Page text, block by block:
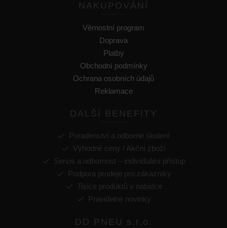
NAKUPOVÁNÍ
Věrnostní program
Doprava
Platby
Obchodní podmínky
Ochrana osobních údajů
Reklamace
DALŠÍ BENEFITY
Poradenství a odborné školení
Výhodné ceny / Akční zboží
Servis a odbornost – individuální přístup
Podpora prodeje pro zákazníky
Tisíce produktů v nabídce
Pravidelné novinky
DD PNEU s.r.o.